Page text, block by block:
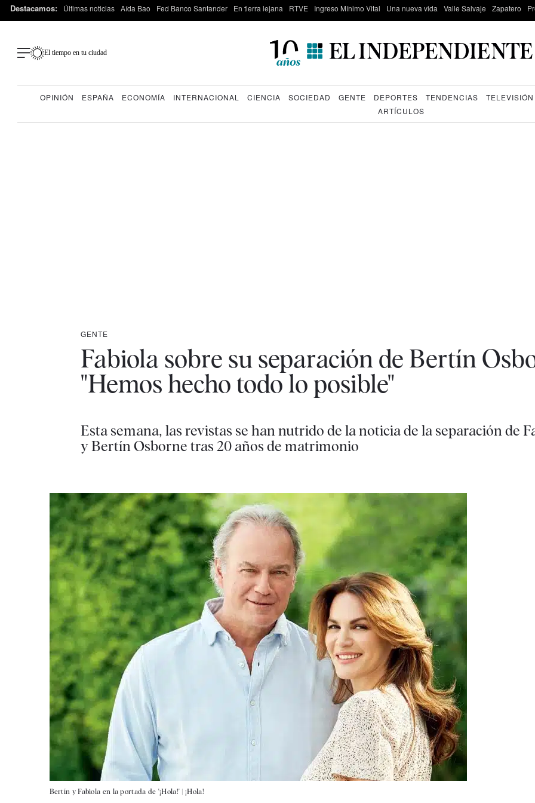
Destacamos: Últimas noticias Aída Bao Fed Banco Santander En tierra lejana RTVE Ingreso Mínimo Vital Una nueva vida Valle Salvaje Zapatero
El tiempo en tu ciudad
OPINIÓN ESPAÑA ECONOMÍA INTERNACIONAL CIENCIA SOCIEDAD GENTE DEPORTES TENDENCIAS
TELEVISIÓN
ARTÍCULOS
GENTE
Fabiola sobre su separación de Bertín
"Hemos hecho todo lo posible"
Esta semana, las revistas se han nutrido de la noticia de la separación de
y Bertín Osborne tras 20 años de matrimonio
Bertín y Fabiola en la portada de '¡Hola!' |¡Hola!